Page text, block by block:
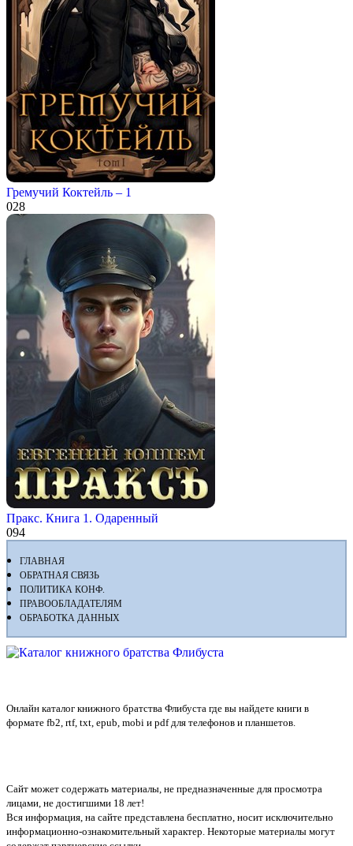
Гремучий Коктейль – 1
028
Пракс. Книга 1. Одаренный
094
ГЛАВНАЯ
ОБРАТНАЯ СВЯЗЬ
ПОЛИТИКА КОНФ.
ПРАВООБЛАДАТЕЛЯМ
ОБРАБОТКА ДАННЫХ
Онлайн каталог книжного братства Флибуста где вы найдете книги в
формате fb2, rtf, txt, epub, mobi и pdf для телефонов и планшетов.
Сайт может содержать материалы, не предназначенные для просмотра
лицами, не достигшими 18 лет!
Вся информация, на сайте представлена бесплатно, носит исключительно
информационно-ознакомительный характер. Некоторые материалы могут